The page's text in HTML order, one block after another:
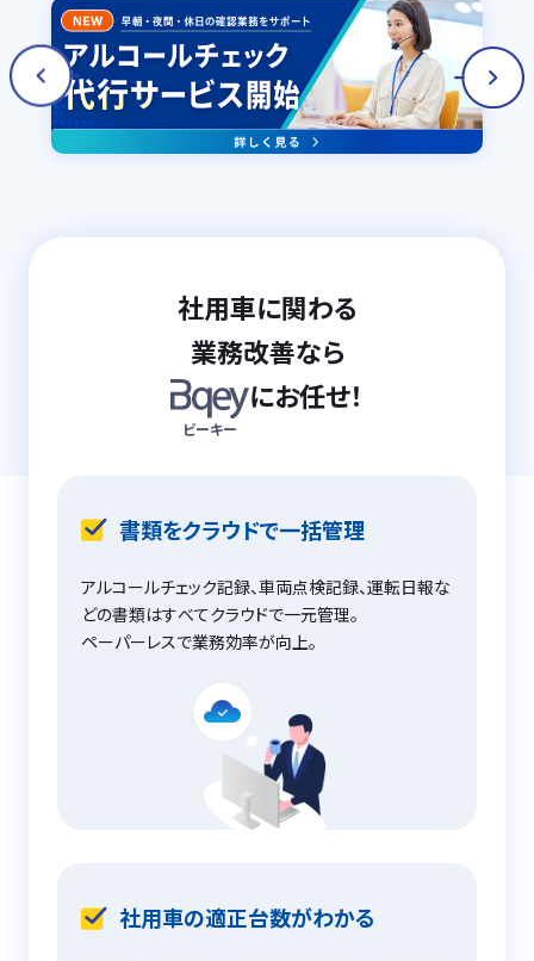
社用車に関わる
業務改善なら
ビーキー
にお任せ！
書類をクラウドで一括管理
アルコールチェック記録、車両点検記録、運転日報な
どの書類はすべてクラウドで一元管理。
ペーパーレスで業務効率が向上。
社用車の適正台数がわかる